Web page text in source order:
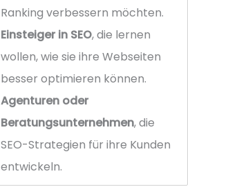
Ranking verbessern möchten.
Einsteiger in SEO, die lernen
wollen, wie sie ihre Webseiten
besser optimieren können.
Agenturen oder
Beratungsunternehmen, die
SEO-Strategien für ihre Kunden
entwickeln.